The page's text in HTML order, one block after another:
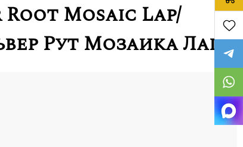
Mosaic Lap/
Рут Мозаика Лап